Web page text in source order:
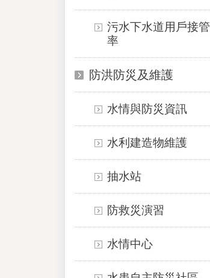
污水下水道用戶接管
率
防洪防災及維護
水情與防災資訊
水利建造物維護
抽水站
防救災演習
水情中心